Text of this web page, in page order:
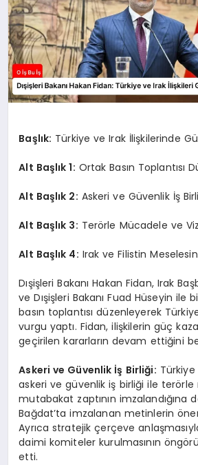
Başlık: Türkiye ve Irak İlişkilerinde
Alt Başlık 1: Ortak Basın Toplantısı
Alt Başlık 2: Askeri ve Güvenlik İş
Alt Başlık 3: Terörle Mücadele ve
Alt Başlık 4: Irak ve Filistin
Dışişleri Bakanı Hakan Fidan, Irak
ve Dışişleri Bakanı Fuad Hüseyin ile
basın toplantısı düzenleyerek
vurgu yaptı. Fidan, ilişkilerin güç
geçirilen kararların devam ettiğini
Askeri ve Güvenlik İş Birliği: Türkiye
askeri ve güvenlik iş birliği ile
mutabakat zaptının imzalandığına
Bağdat’ta imzalanan metinlerin
Ayrıca stratejik çerçeve
daimi komiteler kurulmasının
etti.